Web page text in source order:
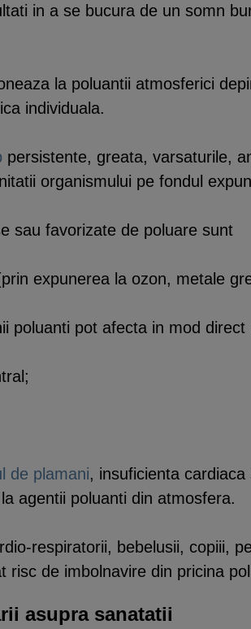
in a se bucura de un somn
la poluantii atmosferici
individuala.
persistente, greata, varsaturile,
organismului pe fondul
sau favorizate de poluare sunt
expunerea la ozon, metale
poluanti pot afecta in mod
de plamani, insuficienta
agentii poluanti din atmosfera.
respiratorii, bebelusii, copiii,
risc de imbolnavire din pricina
asupra sanatatii